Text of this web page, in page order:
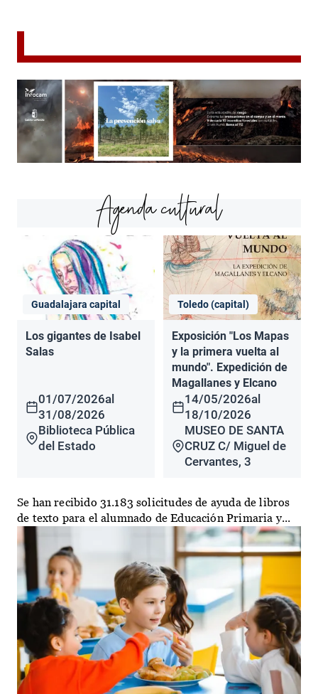
Agenda cultural
Guadalajara capital
Los gigantes de Isabel
Salas
01/07/2026al
31/08/2026
Biblioteca Pública
del Estado
Toledo (capital)
Exposición "Los Mapas
y la primera vuelta al
mundo". Expedición de
Magallanes y Elcano
14/05/2026al
18/10/2026
MUSEO DE SANTA
CRUZ C/ Miguel de
Cervantes, 3
Se han recibido 31.183 solicitudes de ayuda de libros
de texto para el alumnado de Educación Primaria y...